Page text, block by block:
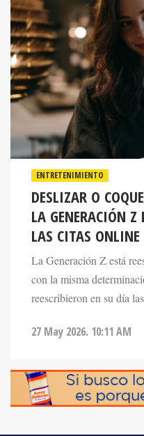
ENTRETENIMIENTO
DESLIZAR O
LA GENERACIÓN Z
LAS CITAS ONLINE
La Generación Z está
con la misma
reescribieron en su día
27 May 2026. 10:11 AM